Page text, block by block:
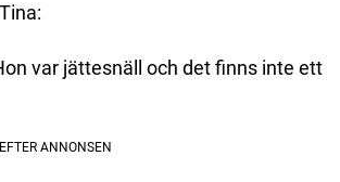
var jättesnäll och det finns inte ett